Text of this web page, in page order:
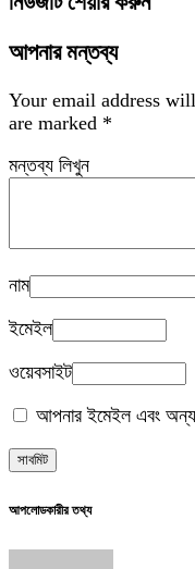
আপনার মন্তব্য
Your email address
are marked *
মন্তব্য লিখুন
নাম
ইমেইল
ওয়েবসাইট
আপনার ইমেইল এবং
আপলোডকারীর তথ্য